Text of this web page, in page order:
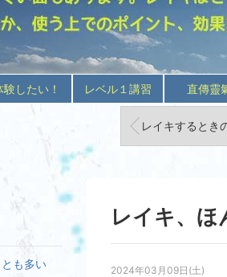
レイキするときの無意識とか自然体とかって分か
レイキ、
2024年03月09日(土)
験したい！ レベル１講習 直傳靈
も多い